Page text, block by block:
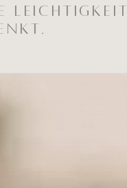
Leichtigkeit